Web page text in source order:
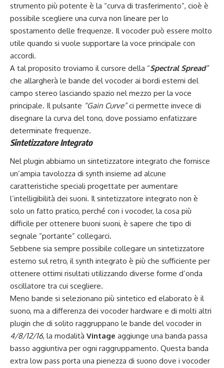
strumento più potente è la “curva di trasferimento”, cioè è
possibile scegliere una curva non lineare per lo
spostamento delle frequenze. Il vocoder può essere molto
utile quando si vuole supportare la voce principale con
accordi.
A tal proposito troviamo il cursore della “Spectral Spread”
che allargherà le bande del vocoder ai bordi esterni del
campo stereo lasciando spazio nel mezzo per la voce
principale. Il pulsante “Gain Curve”ci permette invece di
disegnare la curva del tono, dove possiamo enfatizzare
determinate frequenze.
Sintetizzatore Integrato
Nel plugin abbiamo un sintetizzatore integrato che fornisce
un’ampia tavolozza di synth insieme ad alcune
caratteristiche speciali progettate per aumentare
l’intelligibilità dei suoni. Il sintetizzatore integrato non è
solo un fatto pratico, perché con i vocoder, la cosa più
difficile per ottenere buoni suoni, è sapere che tipo di
segnale “portante” collegarci.
Sebbene sia sempre possibile collegare un sintetizzatore
esterno sul retro, il synth integrato è più che sufficiente per
ottenere ottimi risultati utilizzando diverse forme d’onda
oscillatore tra cui scegliere.
Meno bande si selezionano più sintetico ed elaborato è il
suono, ma a differenza dei vocoder hardware e di molti altri
plugin che di solito raggruppano le bande del vocoder in
4/8/12/16, la modalità Vintage aggiunge una banda passa
basso aggiuntiva per ogni raggruppamento. Questa banda
extra low pass porta una pienezza di suono dove i vocoder